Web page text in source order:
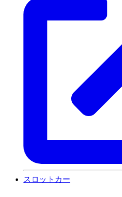
スロットカー